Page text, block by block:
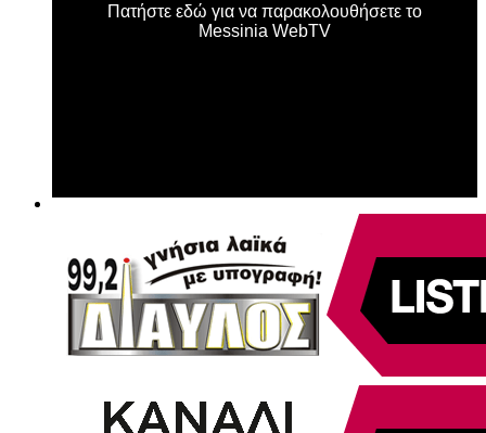
Πατήστε εδώ για να παρακολουθήσετε το
Messinia WebTV